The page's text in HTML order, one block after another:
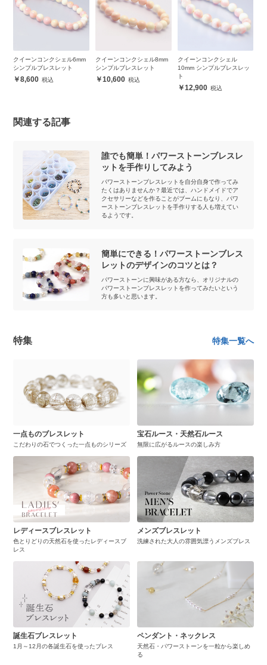
クイーンコンクシェル6mm
シンプルブレスレット
8,600
クイーンコンクシェル8mm
シンプルブレスレット
10,600
クイーンコンクシェル
10mm シンプルブレスレッ
ト
12,900
関連する記事
誰でも簡単！パワーストーンブレスレ
ットを手作りしてみよう
パワーストーンブレスレットを自分自身で作ってみ
たくはありませんか？最近では、ハンドメイドでア
クセサリーなどを作ることがブームにもなり、パワ
ーストーンブレスレットを手作りする人も増えてい
るようです。
簡単にできる！パワーストーンブレス
レットのデザインのコツとは？
パワーストーンに興味がある方なら、オリジナルの
パワーストーンブレスレットを作ってみたいという
方も多いと思います。
特集 特集一覧へ
一点ものブレスレット
こだわりの石でつくった一点ものシリーズ
宝石ルース・天然石ルース
無限に広がるルースの楽しみ方
レディースブレスレット
色とりどりの天然石を使ったレディースブ
レス
メンズブレスレット
洗練された大人の雰囲気漂うメンズブレス
誕生石ブレスレット
1月～12月の各誕生石を使ったブレス
ペンダント・ネックレス
天然石・パワーストーンを一粒から楽しめ
る